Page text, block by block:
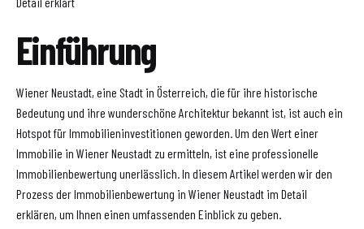
Einführung
Wiener Neustadt, eine Stadt in Österreich, die für ihre historische
Bedeutung und ihre wunderschöne Architektur bekannt ist, ist auch ein
Hotspot für Immobilieninvestitionen geworden. Um den Wert einer
Immobilie in Wiener Neustadt zu ermitteln, ist eine professionelle
Immobilienbewertung unerlässlich. In diesem Artikel werden wir den
Prozess der Immobilienbewertung in Wiener Neustadt im Detail
erklären, um Ihnen einen umfassenden Einblick zu geben.